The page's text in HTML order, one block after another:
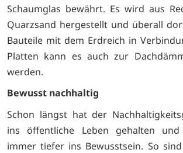
Schaumglas bewährt. Es wird aus
Quarzsand hergestellt und überall
Bauteile mit dem Erdreich in
Platten kann es auch zur
werden.
Bewusst nachhaltig
Schon längst hat der
ins öffentliche Leben gehalten
immer tiefer ins Bewusstsein. So